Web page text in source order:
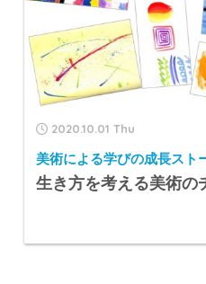
2020.10.01 Thu
美術による学びの成長スト
生き方を考える美術の